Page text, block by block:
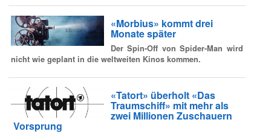
«Morbius» kommt drei
Monate später
Der Spin-Off von Spider-Man wird
nicht wie geplant in die weltweiten Kinos kommen.
«Tatort» überholt «Das
Traumschiff» mit mehr als
zwei Millionen Zuschauern
Vorsprung